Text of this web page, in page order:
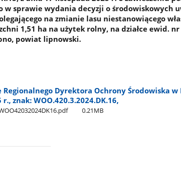
w sprawie wydania decyzji o środowiskowych
na zmianie lasu niestanowiącego
1,51 ha na użytek rolny, na działce ewid.
powiat lipnowski.
Regionalnego Dyrektora Ochrony Środowiska w
znak: WOO.420.3.2024.DK.16,
0.21MB